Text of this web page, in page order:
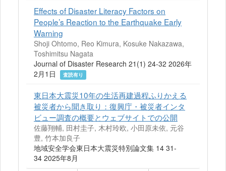
Effects of Disaster Literacy Factors on
People’s Reaction to the Earthquake Early
Warning
Shoji Ohtomo, Reo Kimura, Kosuke Nakazawa,
Toshimitsu Nagata
Journal of Disaster Research 21(1) 24-32 2026年
2月1日
査読有り
東日本大震災10年の生活再建過程ふりかえる
被災者から聞き取り：復興庁・被災者インタ
ビュー調査の概要とウェブサイトでの公開
佐藤翔輔, 田村圭子, 木村玲欧, 小田原未依, 元谷
豊, 竹本加良子
地域安全学会東日本大震災特別論文集 14 31-
34 2025年8月